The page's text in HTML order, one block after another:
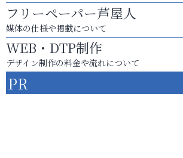
フリーペーパー芦屋人
媒体の仕様や掲載について
WEB・DTP制作
デザイン制作の料金や流れについて
PR